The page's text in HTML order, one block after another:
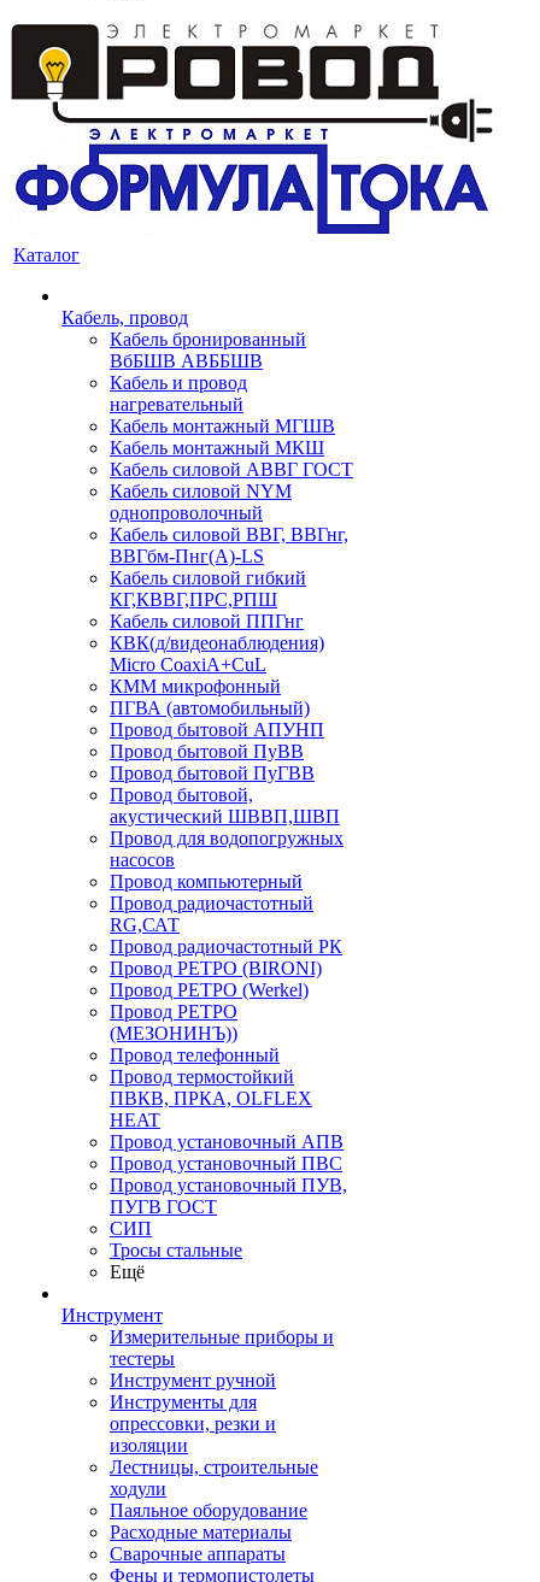
Каталог
Кабель, провод
Кабель бронированный
ВбБШВ АВББШВ
Кабель и провод
нагревательный
Кабель монтажный МГШВ
Кабель монтажный МКШ
Кабель силовой АВВГ ГОСТ
Кабель силовой NYM
однопроволочный
Кабель силовой ВВГ, ВВГнг,
ВВГбм-Пнг(А)-LS
Кабель силовой гибкий
КГ,КВВГ,ПРС,РПШ
Кабель силовой ППГнг
КВК(д/видеонаблюдения)
Micro CoaxiA+CuL
КММ микрофонный
ПГВА (автомобильный)
Провод бытовой АПУНП
Провод бытовой ПуВВ
Провод бытовой ПуГВВ
Провод бытовой,
акустический ШВВП,ШВП
Провод для водопогружных
насосов
Провод компьютерный
Провод радиочастотный
RG,САТ
Провод радиочастотный РК
Провод РЕТРО (BIRONI)
Провод РЕТРО (Werkel)
Провод РЕТРО
(МЕЗОНИНЪ))
Провод телефонный
Провод термостойкий
ПВКВ, ПРКА, OLFLEX
HEAT
Провод установочный АПВ
Провод установочный ПВС
Провод установочный ПУВ,
ПУГВ ГОСТ
СИП
Тросы стальные
Ещё
Инструмент
Измерительные приборы и
тестеры
Инструмент ручной
Инструменты для
опрессовки, резки и
изоляции
Лестницы, строительные
ходули
Паяльное оборудование
Расходные материалы
Сварочные аппараты
Фены и термопистолеты